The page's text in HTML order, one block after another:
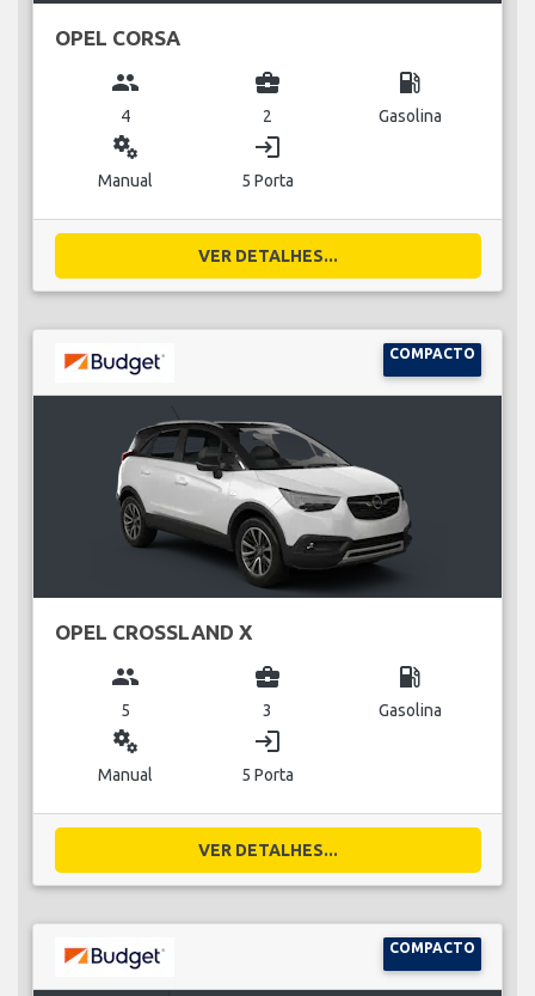
OPEL CORSA
group
4
business_center
2
local_gas_station
Gasolina
miscellaneous_services
Manual
login
5 Porta
VER DETALHES...
COMPACTO
OPEL CROSSLAND X
group
5
business_center
3
local_gas_station
Gasolina
miscellaneous_services
Manual
login
5 Porta
VER DETALHES...
COMPACTO